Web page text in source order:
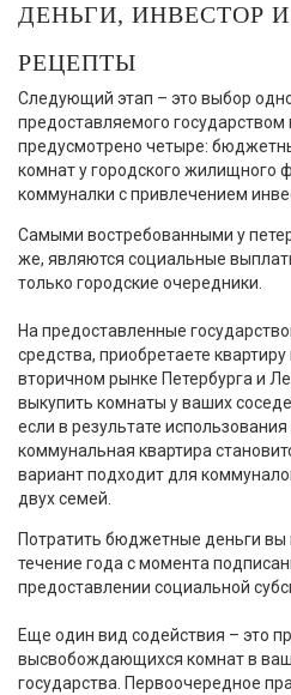
ДЕНЬГИ, ИНВЕСТОР
РЕЦЕПТЫ
Следующий этап – это выбор
предоставляемого государством
предусмотрено четыре:
комнат у городского жилищного
коммуналки с привлечением
Самыми востребованными у
же, являются социальные
только городские очередники.
На предоставленные
средства, приобретаете
вторичном рынке Петербурга и
выкупить комнаты у ваших
если в результате
коммунальная квартира
вариант подходит для
двух семей.
Потратить бюджетные деньги вы
течение года с момента
предоставлении социальной
Еще один вид содействия – это
высвобождающихся комнат в
государства. Первоочередное